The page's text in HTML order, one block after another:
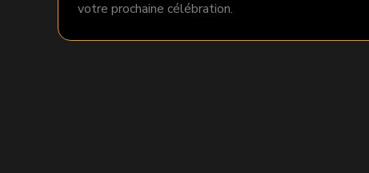
votre prochaine célébration.